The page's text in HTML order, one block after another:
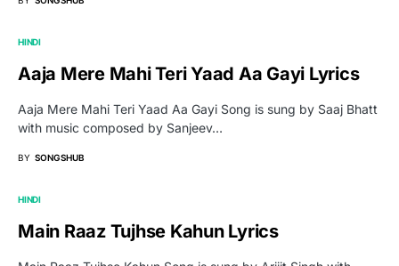
HINDI
Aaja Mere Mahi Teri Yaad Aa Gayi Lyrics
Aaja Mere Mahi Teri Yaad Aa Gayi Song is sung by Saaj Bhatt
with music composed by Sanjeev…
BY SONGSHUB
HINDI
Main Raaz Tujhse Kahun Lyrics